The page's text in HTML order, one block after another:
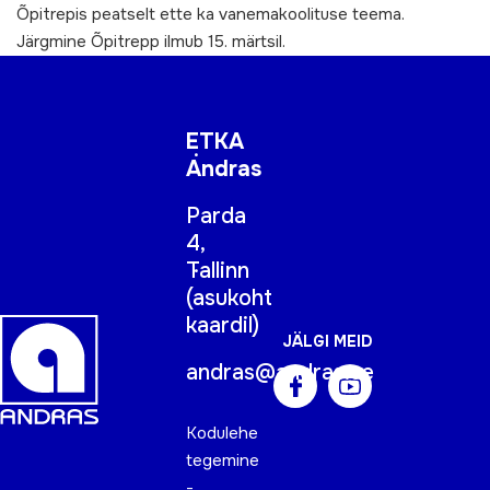
Õpitrepis peatselt ette ka vanemakoolituse teema.
Järgmine Õpitrepp ilmub 15. märtsil.
ETKA
Andras
Parda
4,
Tallinn
(asukoht
kaardil)
andras@andras.ee
Kodulehe
tegemine
JÄLGI MEID